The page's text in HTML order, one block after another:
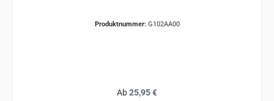
Produktnummer: G102AA00
Regulärer Preis:
Ab25,95 €